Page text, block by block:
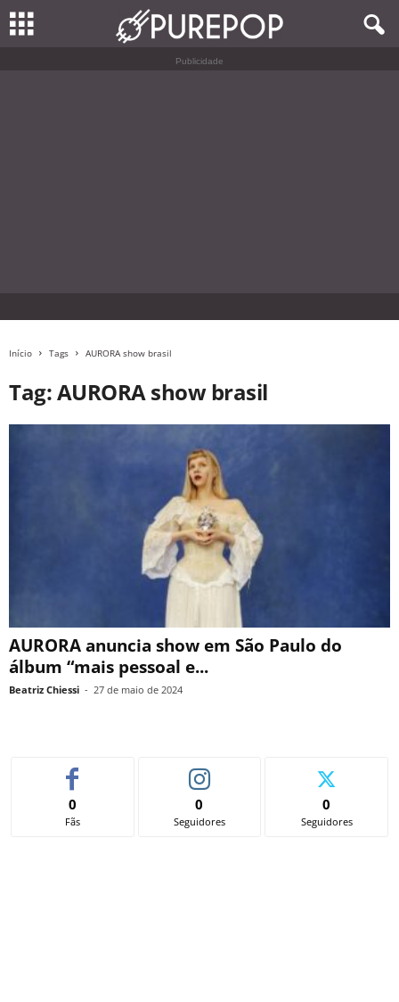
Publicidade
Início Tags AURORA show brasil
Tag: AURORA show brasil
AURORA anuncia show em São Paulo do
álbum “mais pessoal e...
Beatriz Chiessi - 27 de maio de 2024
0
Fãs
0
Seguidores
0
Seguidores